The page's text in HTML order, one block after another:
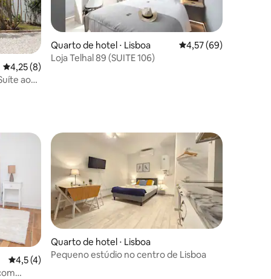
4,25 de uma avaliação média de 5, 8 avaliações
4,25 (8)
ao
Quarto de hotel ⋅ Lisboa 4,57 de uma
4,57 (69)
Loja Telhal 89 (SUITE 106)
4,5 de uma avaliação média de 5, 4 avaliações
4,5 (4)
Quarto de hotel ⋅ Lisboa
Pequeno estúdio no centro de Lisboa